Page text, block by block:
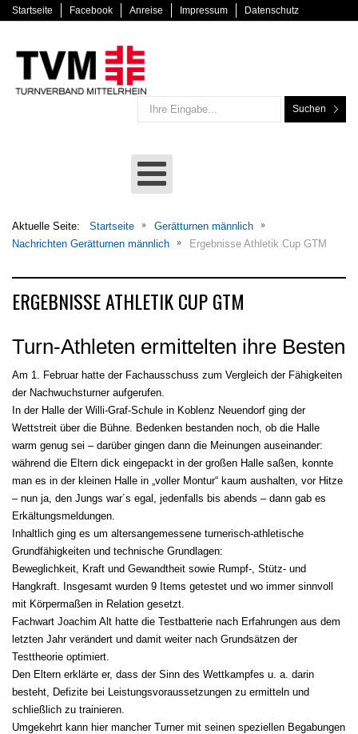
Startseite Facebook Anreise Impressum Datenschutz
Suchen
Aktuelle Seite: Startseite
Gerätturnen männlich
Nachrichten Gerätturnen männlich
Ergebnisse Athletik Cup GTM
ERGEBNISSE ATHLETIK CUP GTM
Turn-Athleten ermittelten ihre Besten
Am 1. Februar hatte der Fachausschuss zum Vergleich der Fähigkeiten
der Nachwuchsturner aufgerufen.
In der Halle der Willi-Graf-Schule in Koblenz Neuendorf ging der
Wettstreit über die Bühne. Bedenken bestanden noch, ob die Halle
warm genug sei – darüber gingen dann die Meinungen auseinander:
während die Eltern dick eingepackt in der großen Halle saßen, konnte
man es in der kleinen Halle in „voller Montur“ kaum aushalten, vor Hitze
– nun ja, den Jungs war´s egal, jedenfalls bis abends – dann gab es
Erkältungsmeldungen.
Inhaltlich ging es um altersangemessene turnerisch-athletische
Grundfähigkeiten und technische Grundlagen:
Beweglichkeit, Kraft und Gewandtheit sowie Rumpf-, Stütz- und
Hangkraft. Insgesamt wurden 9 Items getestet und wo immer sinnvoll
mit Körpermaßen in Relation gesetzt.
Fachwart Joachim Alt hatte die Testbatterie nach Erfahrungen aus dem
letzten Jahr verändert und damit weiter nach Grundsätzen der
Testtheorie optimiert.
Den Eltern erklärte er, dass der Sinn des Wettkampfes u. a. darin
besteht, Defizite bei Leistungsvoraussetzungen zu ermitteln und
schließlich zu trainieren.
Umgekehrt kann hier mancher Turner mit seinen speziellen Begabungen